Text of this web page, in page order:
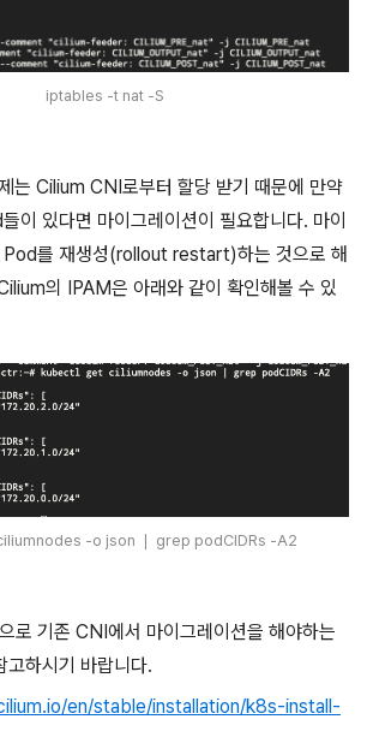
iptables -t nat -S
는 Cilium CNI로부터 할당 받기 때문에 만약
이 있다면 마이그레이션이 필요합니다. 마이
Pod를 재생성(rollout restart)하는 것으로 해
의 IPAM은 아래와 같이 확인해볼 수 있
-o json ❘ grep podCIDRs -A2
로 기존 CNI에서 마이그레이션을 해야하는
고하시기 바랍니다.
en/stable/installation/k8s-install-